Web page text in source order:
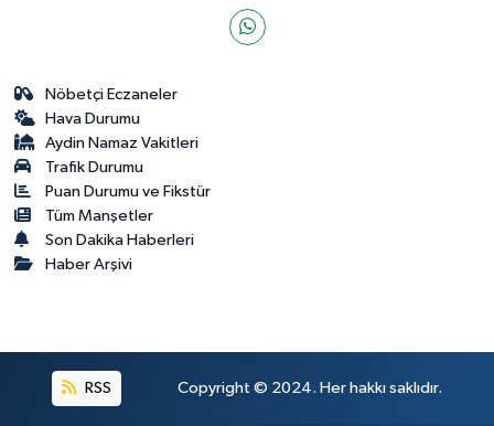
Nöbetçi Eczaneler
Hava Durumu
Aydin Namaz Vakitleri
Trafik Durumu
Puan Durumu ve Fikstür
Tüm Manşetler
Son Dakika Haberleri
Haber Arşivi
RSS Copyright © 2024. Her hakkı saklıdır.